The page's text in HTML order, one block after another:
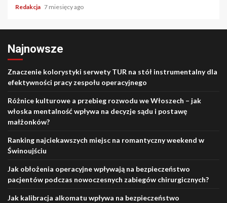
Redakcja 7 miesięcy ago
Najnowsze
Znaczenie kolorystyki serwety TUR na stół instrumentalny dla
efektywności pracy zespołu operacyjnego
Różnice kulturowe a przebieg rozwodu we Włoszech – jak
włoska mentalność wpływa na decyzje sądu i postawę
małżonków?
Ranking najciekawszych miejsc na romantyczny weekend w
Świnoujściu
Jak obłożenia operacyjne wpływają na bezpieczeństwo
pacjentów podczas nowoczesnych zabiegów chirurgicznych?
Jak kalibracja alkomatu wpływa na bezpieczeństwo